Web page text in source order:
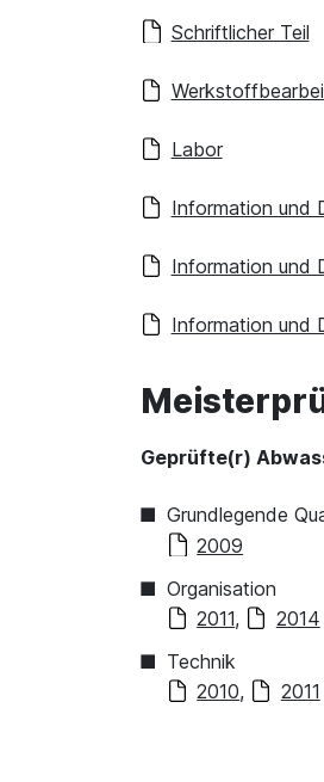
Schriftlicher Teil
Labor
Information und
Information und
Information und
Geprüfte(r)
Grundlegende
2009
Organisation
2011,
2014
Technik
2010, 2011